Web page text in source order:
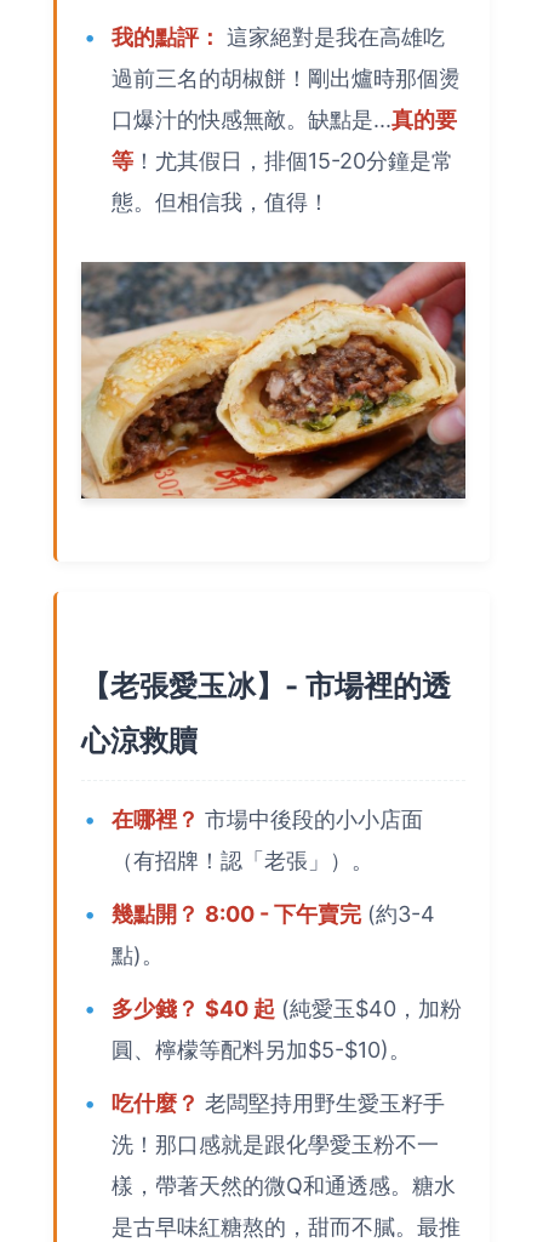
我的點評： 這家絕對是我在高雄吃
過前三名的胡椒餅！剛出爐時那個燙
口爆汁的快感無敵。缺點是...真的要
等 ！尤其假日，排個15-20分鐘是常
態。但相信我，值得！
【老張愛玉冰】- 市場裡的透
心涼救贖
在哪裡？ 市場中後段的小小店面
（有招牌！認「老張」）。
幾點開？ 8:00 - 下午賣完(約3-4
點)。
多少錢？ $40 起 (純愛玉$40，加粉
圓、檸檬等配料另加$5-$10)。
吃什麼？ 老闆堅持用野生愛玉籽手
洗！那口感就是跟化學愛玉粉不一
樣，帶著天然的微Q和通透感。糖水
是古早味紅糖熬的，甜而不膩。最推